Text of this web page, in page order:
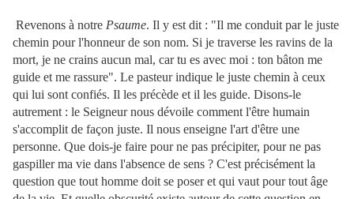
Revenons à notre Psaume. Il y est dit : "Il me conduit par le juste
chemin pour l'honneur de son nom. Si je traverse les ravins de la
mort, je ne crains aucun mal, car tu es avec moi : ton bâton me
guide et me rassure". Le pasteur indique le juste chemin à ceux
qui lui sont confiés. Il les précède et il les guide. Disons-le
autrement : le Seigneur nous dévoile comment l'être humain
s'accomplit de façon juste. Il nous enseigne l'art d'être une
personne. Que dois-je faire pour ne pas précipiter, pour ne pas
gaspiller ma vie dans l'absence de sens ? C'est précisément la
question que tout homme doit se poser et qui vaut pour tout âge